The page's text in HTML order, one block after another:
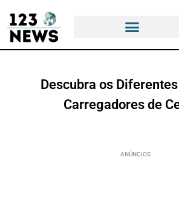
Descubra os
Carregadores de
ANÚNCIOS